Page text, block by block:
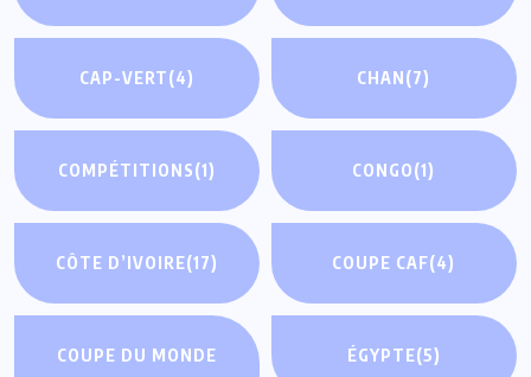
CAP-VERT(4) CHAN(7)
COMPÉTITIONS(1) CONGO(1)
CÔTE D’IVOIRE(17) COUPE CAF(4)
COUPE DU MONDE
ÉGYPTE(5)